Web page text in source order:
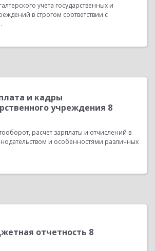
учета государственных и
в строгом соответствии с
и кадры
учреждения 8
расчет зарплаты и отчислений в
и особенностями различных
отчетность 8